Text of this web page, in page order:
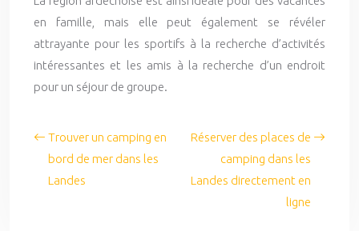
en famille, mais elle peut également se révéler
attrayante pour les sportifs à la recherche d’activités
intéressantes et les amis à la recherche d’un endroit
pour un séjour de groupe.
Trouver un camping en
bord de mer dans les
Landes
Réserver des places de
camping dans les
Landes directement en
ligne